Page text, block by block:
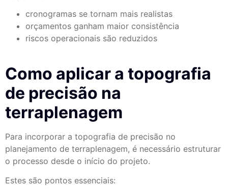
cronogramas se tornam mais realistas
orçamentos ganham maior consistência
riscos operacionais são reduzidos
Como aplicar a topografia
de precisão na
terraplenagem
Para incorporar a topografia de precisão no
planejamento de terraplenagem, é necessário estruturar
o processo desde o início do projeto.
Estes são pontos essenciais: